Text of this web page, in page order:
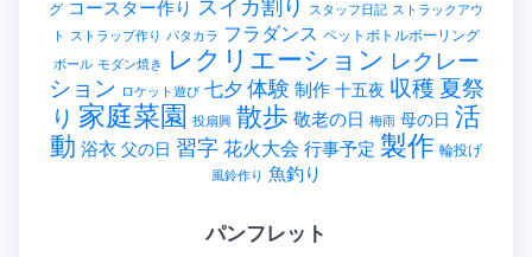
グ コースター作り スイカ割り スタッフ日記 ストラックアウ
ト ストラップ作り パタカラ フラダンス ペットボトルボーリング
ボール モダン焼き レクリエーション レクレー
ション ロケット遊び 七夕 体験 制作 十五夜 収穫 夏祭
り 家庭菜園 投扇興 散歩敬老の日 梅雨 母の日 活
動 浴衣 父の日 習字花火大会 行事予定 製作 輪投げ
風鈴作り 魚釣り
パンフレット